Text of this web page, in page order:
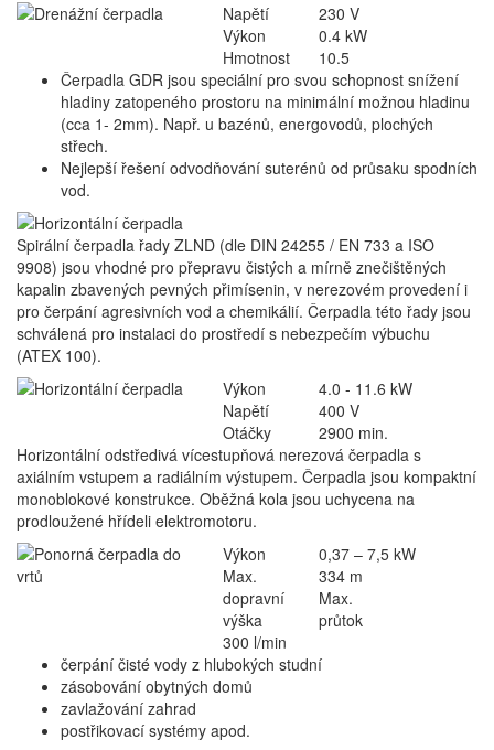
Napětí
230 V
Výkon
0.4 kW
Hmotnost
10.5
Čerpadla GDR jsou speciální pro svou schopnost snížení
hladiny zatopeného prostoru na minimální možnou hladinu
(cca 1- 2mm). Např. u bazénů, energovodů, plochých
střech.
Nejlepší řešení odvodňování suterénů od průsaku spodních
vod.
Spirální čerpadla řady ZLND (dle DIN 24255 / EN 733 a ISO
9908) jsou vhodné pro přepravu čistých a mírně znečištěných
kapalin zbavených pevných přimísenin, v nerezovém provedení i
pro čerpání agresivních vod a chemikálií. Čerpadla této řady jsou
schválená pro instalaci do prostředí s nebezpečím výbuchu
(ATEX 100).
Výkon
4.0 - 11.6 kW
Napětí
400 V
Otáčky
2900 min.
Horizontální odstředivá vícestupňová nerezová čerpadla s
axiálním vstupem a radiálním výstupem. Čerpadla jsou kompaktní
monoblokové konstrukce. Oběžná kola jsou uchycena na
prodloužené hřídeli elektromotoru.
Výkon
0,37 – 7,5 kW
Max.
dopravní
výška
334 m
Max.
průtok
300 l/min
čerpání čisté vody z hlubokých studní
zásobování obytných domů
zavlažování zahrad
postřikovací systémy apod.